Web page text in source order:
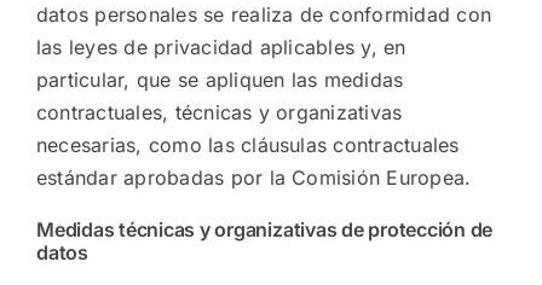
datos personales se realiza de conformidad con
las leyes de privacidad aplicables y, en
particular, que se apliquen las medidas
contractuales, técnicas y organizativas
necesarias, como las cláusulas contractuales
estándar aprobadas por la Comisión Europea.
Medidas técnicas y organizativas de protección de
datos